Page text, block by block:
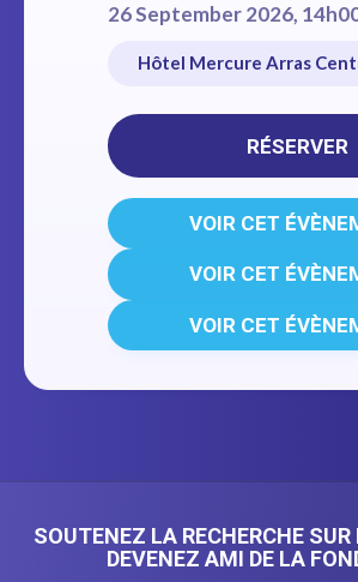
26 September 2026,
Hôtel Mercure Arras
RÉSERVER
VOIR CET
VOIR CET
VOIR CET
SOUTENEZ LA RECHERCHE SUR
DEVENEZ AMI DE LA